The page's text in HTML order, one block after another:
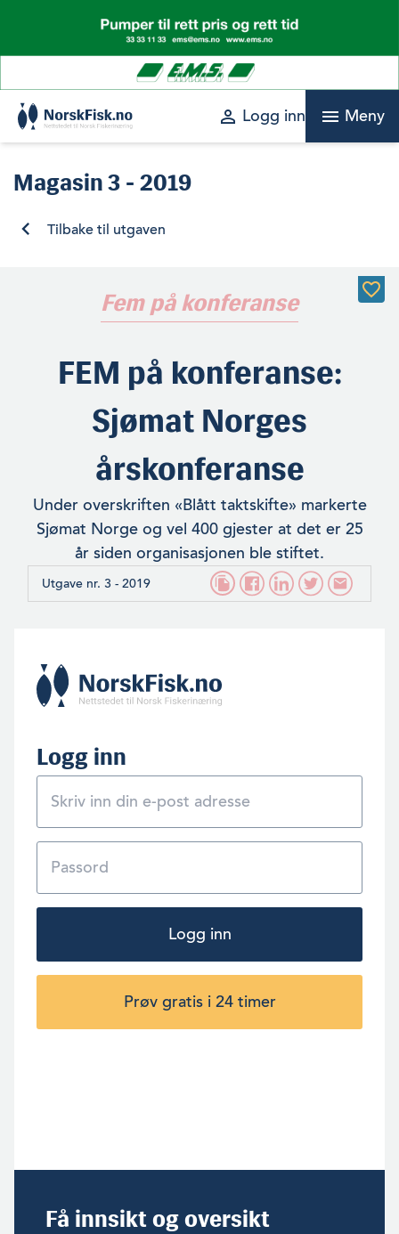
content
perm_identity Logg inn menu Meny
Magasin3 - 2019
Tilbake til utgaven
Fem på konferanse
FEM på konferanse:
Sjømat Norges
årskonferanse
Under overskriften «Blått taktskifte» markerte
Sjømat Norge og vel 400 gjester at det er 25
år siden organisasjonen ble stiftet.
Utgave nr. 3 - 2019
Logg inn
Logg inn
Prøv gratis i 24 timer
Få innsikt og oversikt